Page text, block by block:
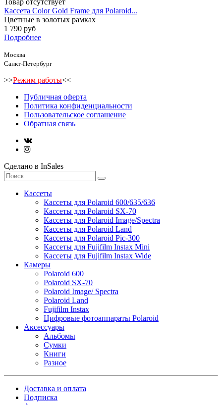
Кассета Color Gold Frame для Polaroid...
Цветные в золотых рамках
1 790 руб
Подробнее
Москва
Санкт-Петербург
>>Режим работы<<
Публичная оферта
Политика конфиденциальности
Пользовательское соглашение
Обратная связь
Сделано в InSales
Кассеты
Кассеты для Polaroid 600/635/636
Кассеты для Polaroid SX-70
Кассеты для Polaroid Image/Spectra
Кассеты для Polaroid Land
Кассеты для Polaroid Pic-300
Кассеты для Fujifilm Instax Mini
Кассеты для Fujifilm Instax Wide
Камеры
Polaroid 600
Polaroid SX-70
Polaroid Image/ Spectra
Polaroid Land
Fujifilm Instax
Цифровые фотоаппараты Polaroid
Аксессуары
Альбомы
Сумки
Книги
Разное
Доставка и оплата
Подписка